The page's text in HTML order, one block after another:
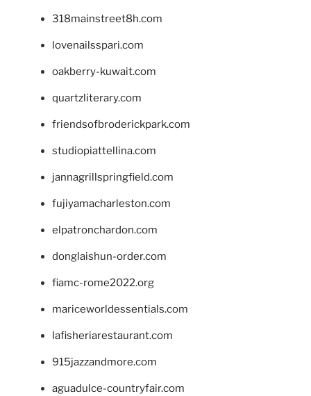
318mainstreet8h.com
lovenailsspari.com
oakberry-kuwait.com
quartzliterary.com
friendsofbroderickpark.com
studiopiattellina.com
jannagrillspringfield.com
fujiyamacharleston.com
elpatronchardon.com
donglaishun-order.com
fiamc-rome2022.org
mariceworldessentials.com
lafisheriarestaurant.com
915jazzandmore.com
aguadulce-countryfair.com